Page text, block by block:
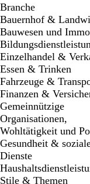
Branche
Bauernhof &
Bauwesen und
Einzelhandel &
Essen & Trinken
Fahrzeuge &
Finanzen &
Gemeinnützige
Organisationen,
Wohltätigkeit und
Gesundheit &
Dienste
Stile & Themen